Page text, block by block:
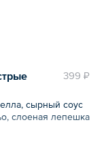
399 ₽
сырный соус
слоеная лепешка